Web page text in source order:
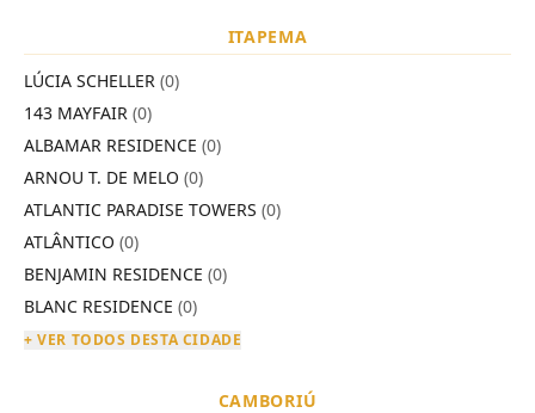
ITAPEMA
LÚCIA SCHELLER (0)
143 MAYFAIR (0)
ALBAMAR RESIDENCE (0)
ARNOU T. DE MELO (0)
ATLANTIC PARADISE TOWERS (0)
ATLÂNTICO (0)
BENJAMIN RESIDENCE (0)
BLANC RESIDENCE (0)
+ VER TODOS DESTA CIDADE
CAMBORIÚ